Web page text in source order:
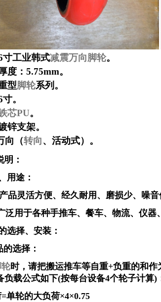
工业韩式减震万向脚轮。
：5.75mm。
型脚轮系列。
。
芯PU。
支架。
向（转向、活动式）。
明：
用途：
灵活方便、经久耐用、磨损少、噪音
用于各种手推车、餐车、物流、仪器
选择、安装：
选择：
轮时，请把搬运推车等自重+负重的和
负载公式如下(按每台设备4个轮子计算)
轮的大负荷×4×0.75